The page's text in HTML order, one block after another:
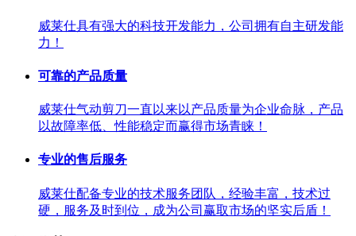
威莱仕具有强大的科技开发能力，公司拥有自主研发能
力！
可靠的产品质量
威莱仕气动剪刀一直以来以产品质量为企业命脉，产品
以故障率低、性能稳定而赢得市场青睐！
专业的售后服务
威莱仕配备专业的技术服务团队，经验丰富，技术过
硬，服务及时到位，成为公司赢取市场的坚实后盾！